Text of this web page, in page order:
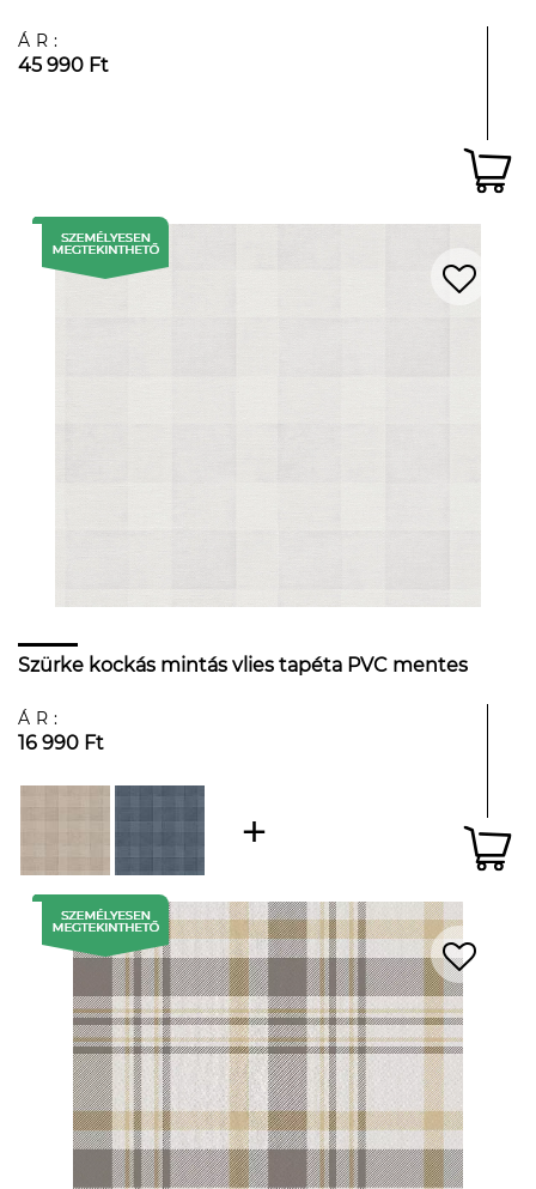
ÁR:
45 990 Ft
Szürke kockás mintás vlies tapéta PVC mentes
ÁR:
16 990 Ft